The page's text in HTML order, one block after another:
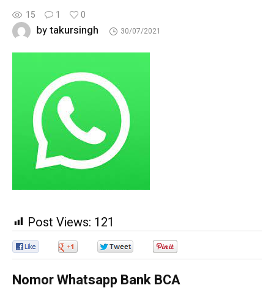
15 1 0
bytakursingh 30/07/2021
Post Views: 121
Nomor Whatsapp Bank BCA